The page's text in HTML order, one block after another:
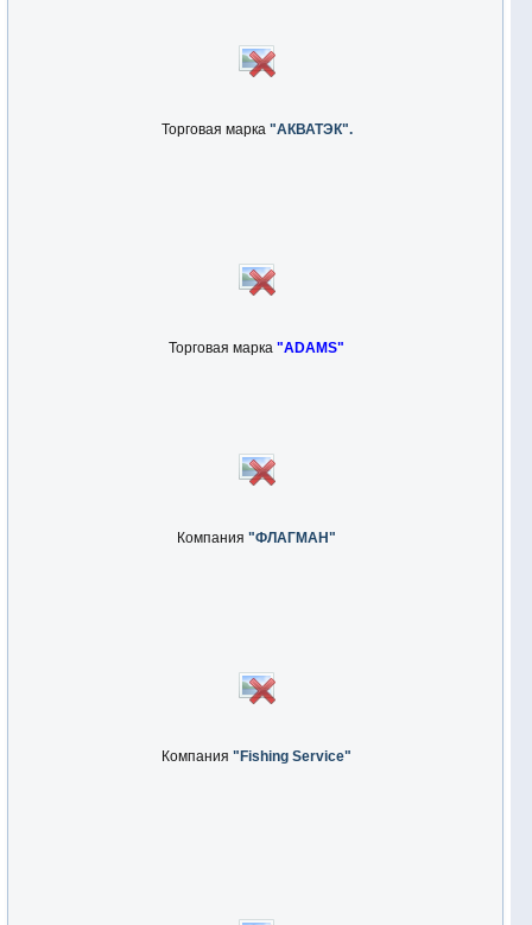
Торговая марка "АКВАТЭК".
Торговая марка"ADAMS"
Компания"ФЛАГМАН"
Компания"Fishing Service"